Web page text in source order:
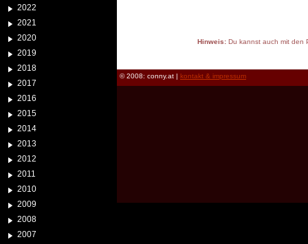
2022
2021
2020
2019
2018
2017
2016
2015
2014
2013
2012
2011
2010
2009
2008
2007
Hinweis:Du kannst auch mit den
© 2008: conny.at | kontakt & impressum